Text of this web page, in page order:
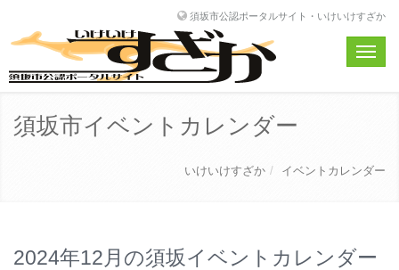
須坂市公認ポータルサイト・いけいけすざか
Toggle
須坂市イベントカレンダー
いけいけすざか イベントカレンダー
2024年12月の須坂イベントカレンダー